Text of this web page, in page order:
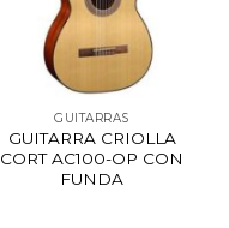
GUITARRAS
GUITARRA CRIOLLA
CORT AC100-OP CON
FUNDA